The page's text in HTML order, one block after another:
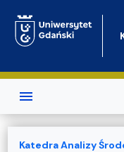
Katedra Analizy